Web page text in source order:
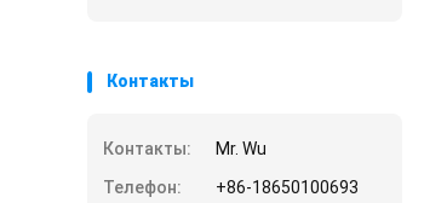
Контакты
Контакты:
Mr. Wu
Телефон:
+86-18650100693